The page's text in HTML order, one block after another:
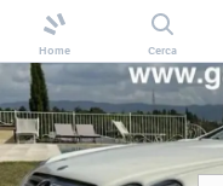
Home Cerca